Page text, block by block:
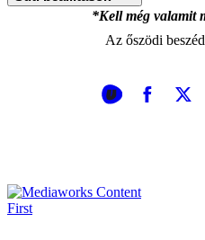
*Kell még valamit
Az őszödi